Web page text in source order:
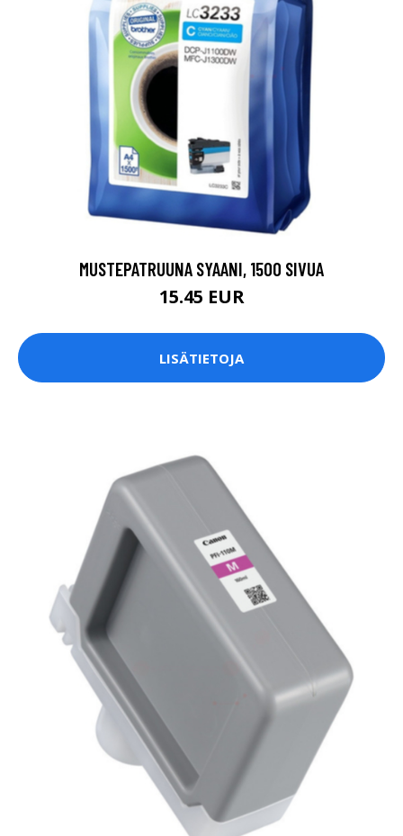
MUSTEPATRUUNA SYAANI, 1500 SIVUA
15.45 EUR
LISÄTIETOJA